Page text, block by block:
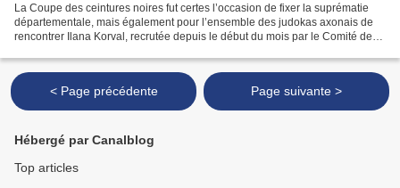
La Coupe des ceintures noires fut certes l’occasion de fixer la suprématie
départementale, mais également pour l’ensemble des judokas axonais de
rencontrer Ilana Korval, recrutée depuis le début du mois par le Comité de
< Page précédente Page suivante >
Hébergé par Canalblog
Top articles